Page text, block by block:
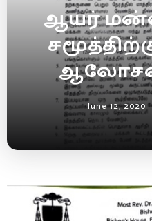
ஆயர்
June 12, 2020